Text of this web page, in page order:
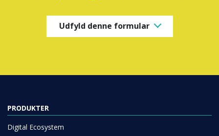
Udfyld denne formular
PRODUKTER
Digital Ecosystem